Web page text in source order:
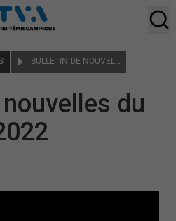
BULLETIN DE NOUVELLES DU 15 FÉVRIER 2022
du